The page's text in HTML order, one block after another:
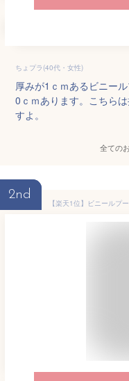
ちょプラ(40代・女性)
厚みが1ｃｍあるビニー
0ｃｍあります。こちら
すよ。
全ての
2nd